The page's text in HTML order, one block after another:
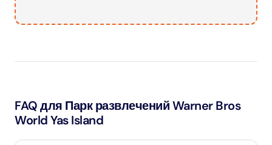
FAQ для Парк развлечений Warner Bros
World Yas Island